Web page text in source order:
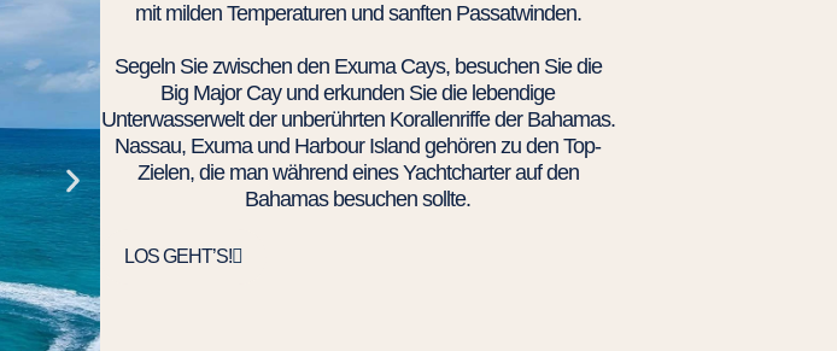
mit milden Temperaturen und sanften Passatwinden.
Segeln Sie zwischen den Exuma Cays, besuchen Sie die
Big Major Cay und erkunden Sie die lebendige
Unterwasserwelt der unberührten Korallenriffe der Bahamas.
Nassau, Exuma und Harbour Island gehören zu den Top-
Zielen, die man während eines Yachtcharter auf den
Bahamas besuchen sollte.
LOS GEHT’S!